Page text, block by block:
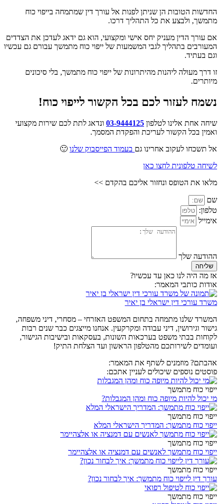
החדשות הטובות הן שניתן לפנות אל עורך דין שמתמחה בייפוי כוח
מתמשך, ולבצע את כל התהליך דרכו.
אם עורך הדין מעניק יחס אישי ומקצועי, הוא גם ידאג לעדכן את הצדדים
המעורבים בתהליך לגבי המשמעות של ייפוי כוח מתמשך עבורם גם עכשיו
וגם בעתיד.
זו דרך מעולה ליהנות מהיתרונות של ייפוי כוח מתמשך, בלי סיכונים
מיותרים.
נשמח לעזור לכם בכל הקשור לייפוי כוח!
שיחה אחת אלינו לטלפון 03-9444125 ונדאג לתת לכם שירות מקצועי
ואמין בכל הקשור לעריכת והפקדת המסמך.
אל תשכחו לעקוב אחרינו גם בעמוד הפייסבוק שלנו 🙂
לשיחה טלפונית לחצו כאן
מלאו את הטופס ונחזור אליכם בהקדם >>
שם
טלפון:
אימייל
ההודעה שלך
שליחה
אז מה היה לנו כאן עד עכשיו?
אודות כותבי המאמר:
משרד עורכי דין ישראלי בן יאיר
המשרד שלנו מתמחה בתחום המשפט האזרחי – מסחרי, דיני משפחה,
גישור וגירושין, דיני עבודה ומקרקעין. אנחנו מייצגים כבר שנים רבות
לקוחות בבתי משפט בערכאות השונות, בעסקאות ובישיבות הגישור,
ועומדים לשירותכם מהטלפון הראשון ועד הצלחת התיק!
אהבתם? מוזמנים לשתף את המאמר:
פוסטים נוספים שיכולים לעניין אתכם:
ייפוי כוח מתמשך
מי יכול להיות מיופה כוח ומהן המגבלות?
ייפוי כוח מתמשך
ייפוי כוח מתמשך: המדריך הישראלי המלא
ייפוי כוח מתמשך
ייפוי כוח מתמשך לאנשים עם דמנציה או אלצהיימר
ייפוי כוח מתמשך
עורך דין לייפוי כוח מתמשך: איך לבחור נכון?
ייפוי כוח מתמשך